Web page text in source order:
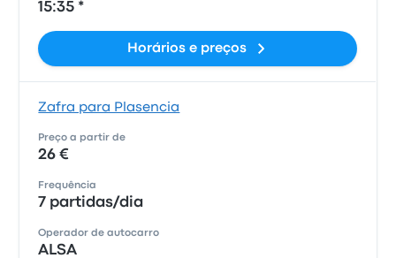
15:35 *
Horários e preços
Zafra para Plasencia
Preço a partir de
26 €
Frequência
7 partidas/dia
Operador de autocarro
ALSA